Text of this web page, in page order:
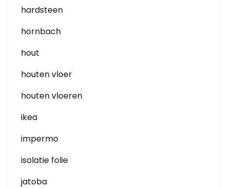
hardsteen
hornbach
hout
houten vloer
houten vloeren
ikea
impermo
isolatie folie
jatoba